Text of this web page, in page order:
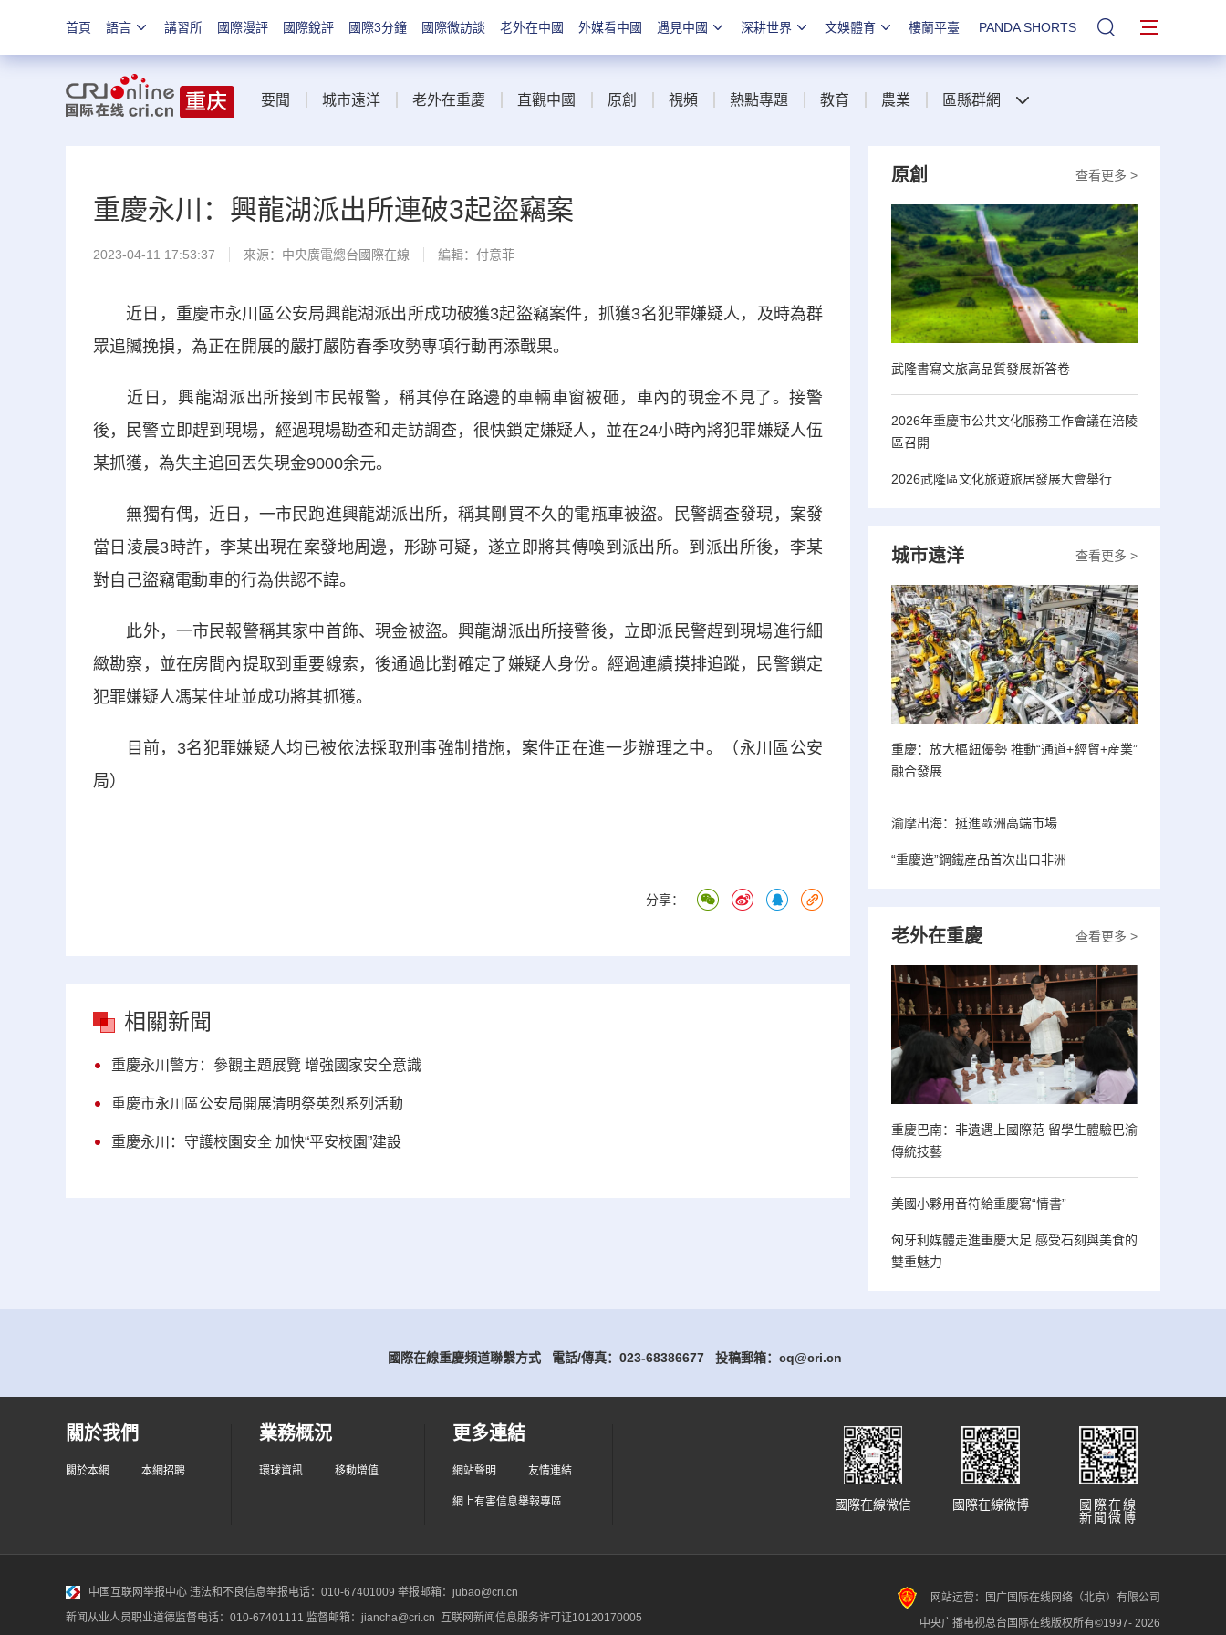
首頁 語言 講習所 國際漫評 國際銳評 國際3分鐘 國際微訪談 老外在中國 外媒看中國 遇見中國 深耕世界 文娛體育 樓蘭平臺 PANDA SHORTS 站內搜索
要聞 城市遠洋 老外在重慶 直觀中國 原創 視頻 熱點專題 教育 農業 區縣群網
重慶永川：興龍湖派出所連破3起盜竊案
2023-04-11 17:53:37 來源：中央廣電總台國際在線 編輯：付意菲
近日，重慶市永川區公安局興龍湖派出所成功破獲3起盜竊案件，抓獲3名犯罪嫌疑人，及時為群
眾追贓挽損，為正在開展的嚴打嚴防春季攻勢專項行動再添戰果。
近日，興龍湖派出所接到市民報警，稱其停在路邊的車輛車窗被砸，車內的現金不見了。接警
後，民警立即趕到現場，經過現場勘查和走訪調查，很快鎖定嫌疑人，並在24小時內將犯罪嫌疑人伍
某抓獲，為失主追回丟失現金9000余元。
無獨有偶，近日，一市民跑進興龍湖派出所，稱其剛買不久的電瓶車被盜。民警調查發現，案發
當日淩晨3時許，李某出現在案發地周邊，形跡可疑，遂立即將其傳喚到派出所。到派出所後，李某
對自己盜竊電動車的行為供認不諱。
此外，一市民報警稱其家中首飾、現金被盜。興龍湖派出所接警後，立即派民警趕到現場進行細
緻勘察，並在房間內提取到重要線索，後通過比對確定了嫌疑人身份。經過連續摸排追蹤，民警鎖定
犯罪嫌疑人馮某住址並成功將其抓獲。
目前，3名犯罪嫌疑人均已被依法採取刑事強制措施，案件正在進一步辦理之中。（永川區公安
局）
分享：
相關新聞
重慶永川警方：參觀主題展覽 增強國家安全意識
重慶市永川區公安局開展清明祭英烈系列活動
重慶永川：守護校園安全 加快“平安校園”建設
查看更多 >
原創
武隆書寫文旅高品質發展新答卷
2026年重慶市公共文化服務工作會議在涪陵
區召開
2026武隆區文化旅遊旅居發展大會舉行
查看更多 >
城市遠洋
重慶：放大樞紐優勢 推動“通道+經貿+産業”
融合發展
渝摩出海：挺進歐洲高端市場
“重慶造”鋼鐵産品首次出口非洲
查看更多 >
老外在重慶
重慶巴南：非遺遇上國際范 留學生體驗巴渝
傳統技藝
美國小夥用音符給重慶寫“情書”
匈牙利媒體走進重慶大足 感受石刻與美食的
雙重魅力
國際在線重慶頻道聯繫方式 電話/傳真：023-68386677 投稿郵箱：cq@cri.cn
關於我們
關於本網 本網招聘
業務概況
環球資訊 移動增值
更多連結
網站聲明 友情連結
網上有害信息舉報專區
國際在線
新聞微博
國際在線微博
國際在線微信
中国互联网举报中心 违法和不良信息举报电话：010-67401009 举报邮箱：jubao@cri.cn
新闻从业人员职业道德监督电话：010-67401111 监督邮箱：jiancha@cri.cn 互联网新闻信息服务许可证10120170005
网站运营：国广国际在线网络（北京）有限公司
中央广播电视总台国际在线版权所有©1997- 2026